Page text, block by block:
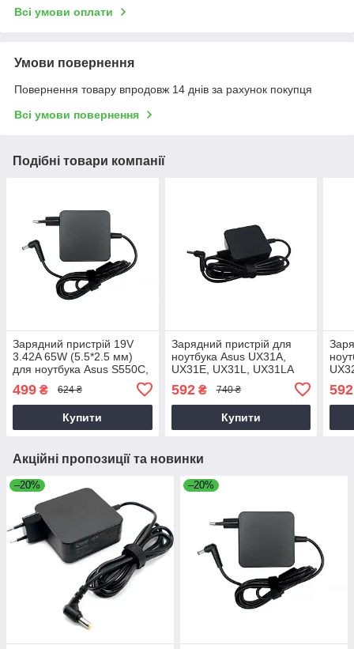
Всі умови оплати
Умови повернення
Повернення товару впродовж 14 днів за рахунок покупця
Всі умови повернення
Подібні товари компанії
Зарядний пристрій 19V
3.42A 65W (5.5*2.5 мм)
для ноутбука Asus S550C,
S550CM, S551L
499 ₴ 624 ₴
Купити
Зарядний пристрій для
ноутбука Asus UX31A,
UX31E, UX31L, UX31LA
592₴ 740 ₴
Купити
592
Акційні пропозиції та новинки
–20% –20%